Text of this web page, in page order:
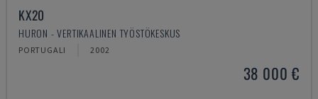
KX20
HURON - VERTIKAALINEN TYÖSTÖKESKUS
PORTUGALI 2002
38 000 €